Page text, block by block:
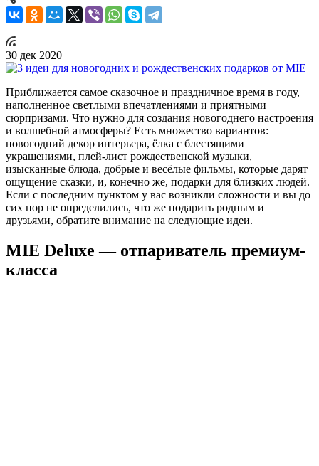
30 дек 2020
Приближается самое сказочное и праздничное время в году,
наполненное светлыми впечатлениями и приятными
сюрпризами. Что нужно для создания новогоднего настроения
и волшебной атмосферы? Есть множество вариантов:
новогодний декор интерьера, ёлка с блестящими
украшениями, плей-лист рождественской музыки,
изысканные блюда, добрые и весёлые фильмы, которые дарят
ощущение сказки, и, конечно же, подарки для близких людей.
Если с последним пунктом у вас возникли сложности и вы до
сих пор не определились, что же подарить родным и
друзьями, обратите внимание на следующие идеи.
MIE Deluxe — отпариватель премиум-
класса